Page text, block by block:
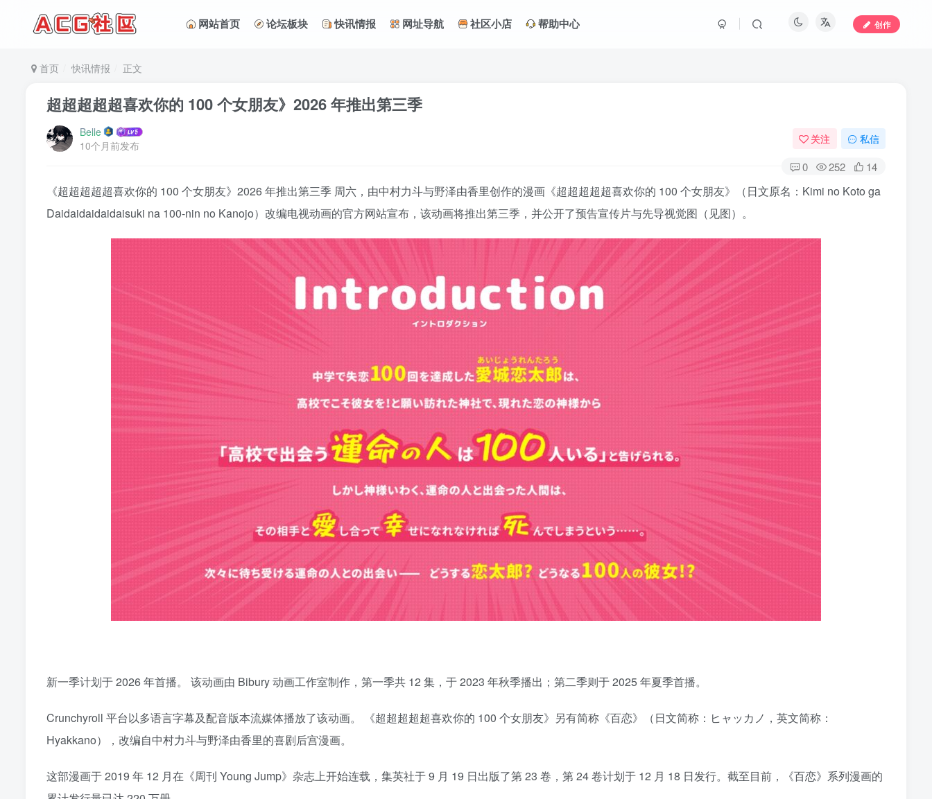
网站首页 论坛板块 快讯情报 网址导航 社区小店 帮助中心 创作
首页 快讯情报 正文
超超超超超喜欢你的 100 个女朋友》2026 年推出第三季
Belle
10个月前发布
关注 私信
0 252 14
《超超超超超喜欢你的 100 个女朋友》2026 年推出第三季 周六，由中村力斗与野泽由香里创作的漫画《超超超超超喜欢你的 100 个女朋友》（日文原名：Kimi no Koto ga
Daidaidaidaidaisuki na 100-nin no Kanojo）改编电视动画的官方网站宣布，该动画将推出第三季，并公开了预告宣传片与先导视觉图（见图）。
新一季计划于 2026 年首播。 该动画由 Bibury 动画工作室制作，第一季共 12 集，于 2023 年秋季播出；第二季则于 2025 年夏季首播。
Crunchyroll 平台以多语言字幕及配音版本流媒体播放了该动画。 《超超超超超喜欢你的 100 个女朋友》另有简称《百恋》（日文简称：ヒャッカノ，英文简称：
Hyakkano），改编自中村力斗与野泽由香里的喜剧后宫漫画。
这部漫画于 2019 年 12 月在《周刊 Young Jump》杂志上开始连载，集英社于 9 月 19 日出版了第 23 卷，第 24 卷计划于 12 月 18 日发行。截至目前，《百恋》系列漫画的